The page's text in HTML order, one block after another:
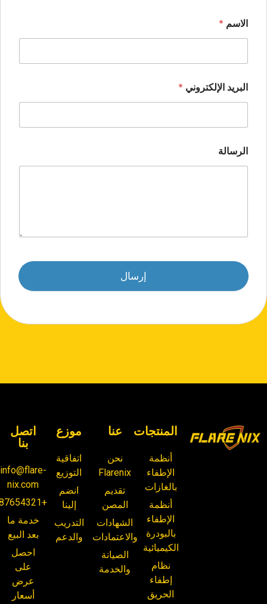
الاسم *
البريد الإلكتروني *
الرسالة
إرسال
المنتجات
أنظمة
الإطفاء
بالغازات
أنظمة
الإطفاء
بالبودرة
الكيميائية
نظام
إطفاء
الحريق
عنا
نحن
Flarenix
تقديم
المصن
الشهادات
والاعتمادات
الصيانة
والخدمة
موزع
اتفاقية
التوزيع
انضم
إلينا
التدريب
والدعم
اتصل
بنا
info@flare-
nix.com
+87654321
خدمة ما
بعد البيع
احصل
على
عرض
أسعار